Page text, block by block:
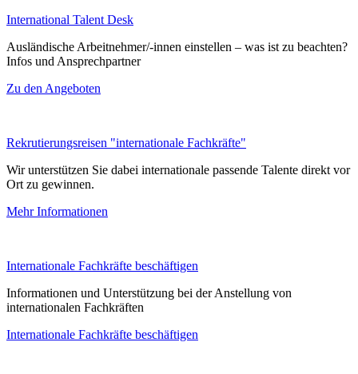
International Talent Desk
Ausländische Arbeitnehmer/-innen einstellen – was ist zu beachten?
Infos und Ansprechpartner
Zu den Angeboten
Rekrutierungsreisen "internationale Fachkräfte"
Wir unterstützen Sie dabei internationale passende Talente direkt vor
Ort zu gewinnen.
Mehr Informationen
Internationale Fachkräfte beschäftigen
Informationen und Unterstützung bei der Anstellung von
internationalen Fachkräften
Internationale Fachkräfte beschäftigen